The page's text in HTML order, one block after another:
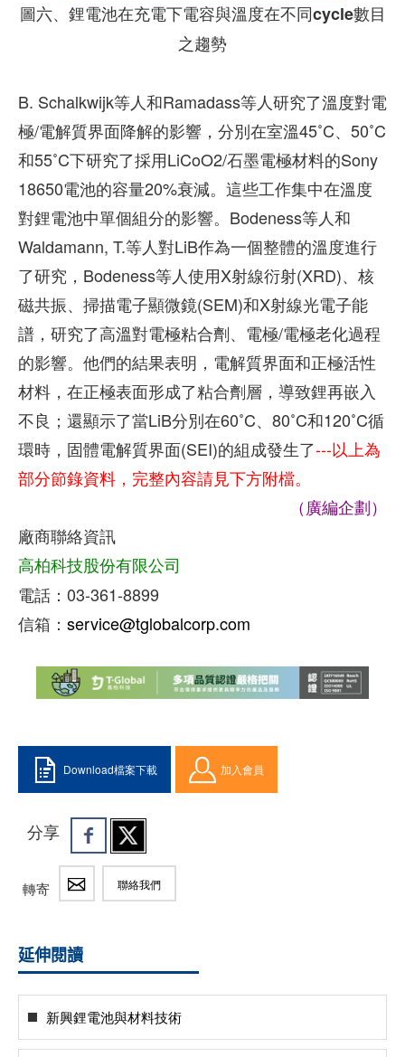
圖六、鋰電池在充電下電容與溫度在不同cycle數目
之趨勢
B. Schalkwijk等人和Ramadass等人研究了溫度對電
極/電解質界面降解的影響，分別在室溫45˚C、50˚C
和55˚C下研究了採用LiCoO2/石墨電極材料的Sony
18650電池的容量20%衰減。這些工作集中在溫度
對鋰電池中單個組分的影響。Bodeness等人和
Waldamann, T.等人對LiB作為一個整體的溫度進行
了研究，Bodeness等人使用X射線衍射(XRD)、核
磁共振、掃描電子顯微鏡(SEM)和X射線光電子能
譜，研究了高溫對電極粘合劑、電極/電極老化過程
的影響。他們的結果表明，電解質界面和正極活性
材料，在正極表面形成了粘合劑層，導致鋰再嵌入
不良；還顯示了當LiB分別在60˚C、80˚C和120˚C循
環時，固體電解質界面(SEI)的組成發生了---以上為
部分節錄資料，完整內容請見下方附檔。
（廣編企劃）
廠商聯絡資訊
高柏科技股份有限公司
電話：03-361-8899
信箱： service@tglobalcorp.com
Download檔案下載 加入會員
分享
轉寄 聯絡我們
延伸閱讀
新興鋰電池與材料技術